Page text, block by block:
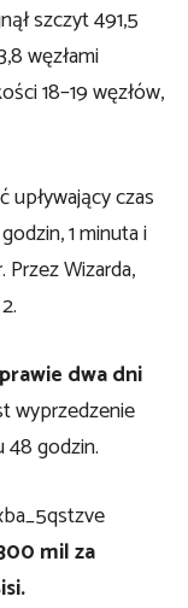
szczyt 491,5
węzłami
18–19 węzłów,
czas
1 minuta i
Wizarda,
dwa dni
wyprzedzenie
godzin.
mil za